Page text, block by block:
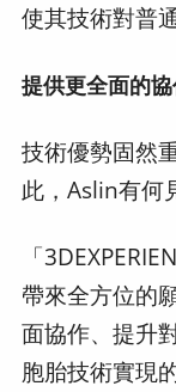
使其技術對普
提供更全面的
技術優勢固然
此，Aslin有何
「
帶來全方位的
面協作、提升
胞胎技術實現